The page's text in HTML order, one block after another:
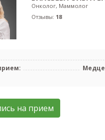
Онколог, Маммолог
Отзывы: 18
на прием